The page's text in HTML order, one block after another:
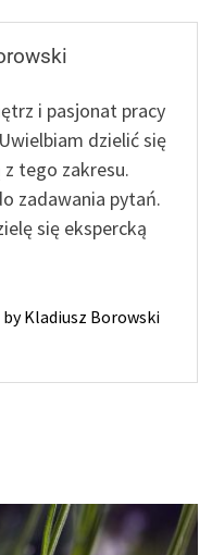
i pasjonat pracy
dzielić się
tego zakresu.
zadawania pytań.
się ekspercką
Kladiusz Borowski